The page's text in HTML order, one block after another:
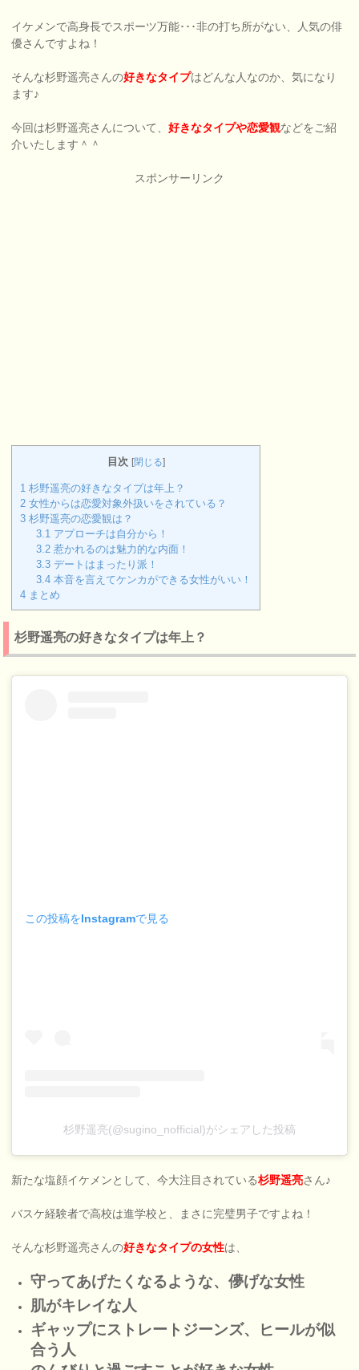
イケメンで高身長でスポーツ万能･･･非の打ち所がない、人気の俳
優さんですよね！
そんな杉野遥亮さんの好きなタイプはどんな人なのか、気になり
ます♪
今回は杉野遥亮さんについて、好きなタイプや恋愛観などをご紹
介いたします＾＾
スポンサーリンク
目次 [閉じる]
1 杉野遥亮の好きなタイプは年上？
2 女性からは恋愛対象外扱いをされている？
3 杉野遥亮の恋愛観は？
3.1 アプローチは自分から！
3.2 惹かれるのは魅力的な内面！
3.3 デートはまったり派！
3.4 本音を言えてケンカができる女性がいい！
4 まとめ
杉野遥亮の好きなタイプは年上？
この投稿をInstagramで見る
杉野遥亮(@sugino_nofficial)がシェアした投稿
新たな塩顔イケメンとして、今大注目されている杉野遥亮さん♪
バスケ経験者で高校は進学校と、まさに完璧男子ですよね！
そんな杉野遥亮さんの好きなタイプの女性は、
守ってあげたくなるような、儚げな女性
肌がキレイな人
ギャップにストレートジーンズ、ヒールが似
合う人